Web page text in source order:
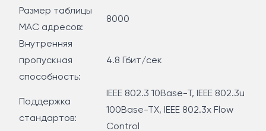
Размер таблицы
МАС адресов:
8000
Внутренняя
пропускная
способность:
4.8 Гбит/сек
Поддержка
стандартов:
IEEE 802.3 10Base-T, IEEE 802.3u
100Base-TX, IEEE 802.3x Flow
Control